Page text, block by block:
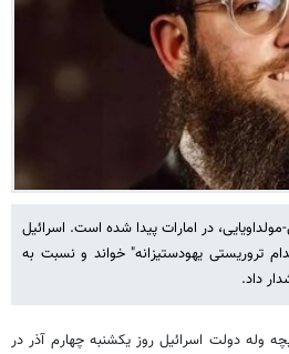
در امارات پیدا شده است. اسرائیل
تروریستی یهودستیزانه" خواند و نسبت به
داد.
وله دولت اسرائیل روز یکشنبه چهارم آذر در